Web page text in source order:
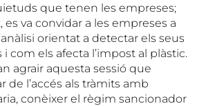
que tenen les empreses;
va convidar a les empreses a
orientat a detectar els seus
com els afecta l’impost al plàstic.
agrair aquesta sessió que
de l’accés als tràmits amb
conèixer el règim sancionador